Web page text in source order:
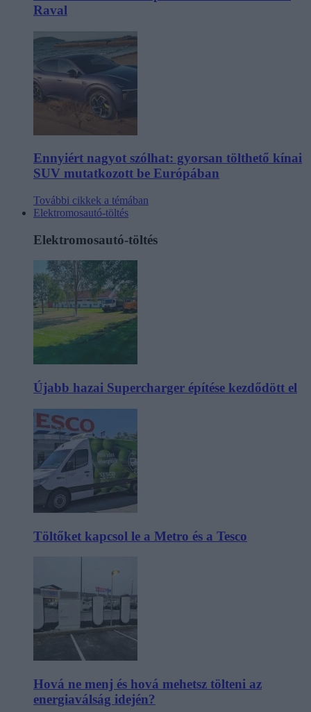
Raval
Ennyiért nagyot szólhat: gyorsan tölthető kínai
SUV mutatkozott be Európában
További cikkek a témában
Elektromosautó-töltés
Elektromosautó-töltés
Újabb hazai Supercharger építése kezdődött el
Töltőket kapcsol le a Metro és a Tesco
Hová ne menj és hová mehetsz tölteni az
energiaválság idején?